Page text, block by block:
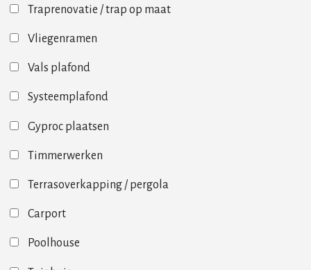
Traprenovatie / trap op maat
Vliegenramen
Vals plafond
Systeemplafond
Gyproc plaatsen
Timmerwerken
Terrasoverkapping / pergola
Carport
Poolhouse